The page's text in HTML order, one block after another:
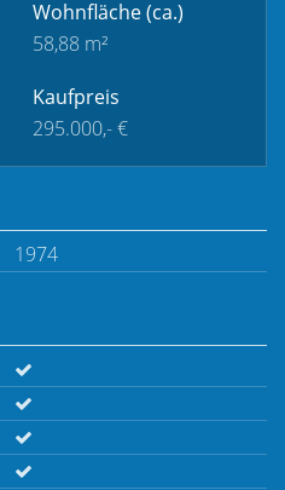
Wohnfläche(ca.)
58,88 m²
Kaufpreis
295.000,- €
1974